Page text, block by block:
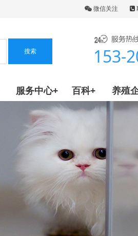
微信关注
153-
服务中心+ 百科+ 养殖